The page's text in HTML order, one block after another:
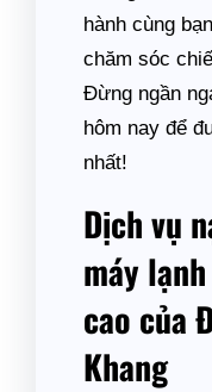
hành cùng
chăm sóc
Đừng ngần
hôm nay để
nhất!
Dịch vụ
máy
cao của
Khang